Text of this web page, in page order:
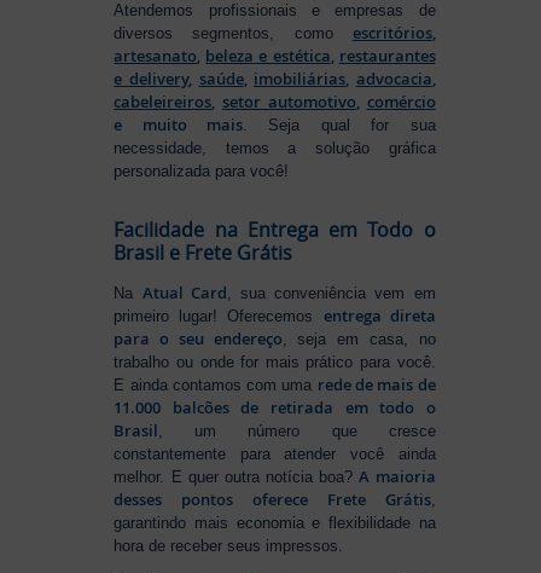
Atendemos profissionais e empresas de
diversos segmentos, como escritórios,
artesanato, beleza e estética, restaurantes
e delivery, saúde, imobiliárias, advocacia,
cabeleireiros, setor automotivo, comércio
e muito mais. Seja qual for sua
necessidade, temos a solução gráfica
personalizada para você!
Facilidade na Entrega em Todo o
Brasil e Frete Grátis
Na Atual Card , sua conveniência vem em
primeiro lugar! Oferecemos entrega direta
para o seu endereço , seja em casa, no
trabalho ou onde for mais prático para você.
E ainda contamos com uma rede de mais de
11.000 balcões de retirada em todo o
Brasil , um número que cresce
constantemente para atender você ainda
melhor. E quer outra notícia boa?A maioria
desses pontos oferece Frete Grátis,
garantindo mais economia e flexibilidade na
hora de receber seus impressos.